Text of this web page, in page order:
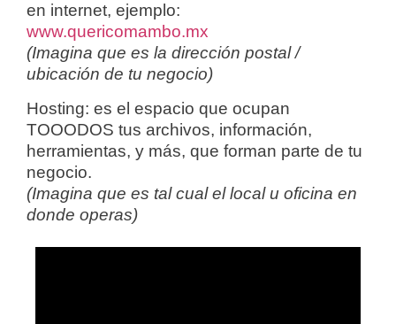
en internet, ejemplo:
www.quericomambo.mx
(Imagina que es la dirección postal /
ubicación de tu negocio)
Hosting: es el espacio que ocupan
TOOODOS tus archivos, información,
herramientas, y más, que forman parte de tu
negocio.
(Imagina que es tal cual el local u oficina en
donde operas)